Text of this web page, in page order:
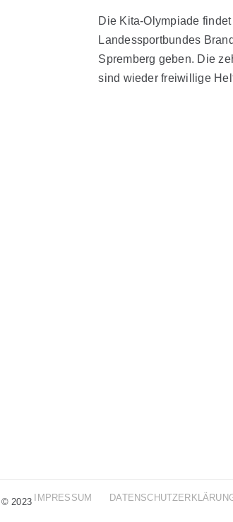
Die Kita-Olympiade
Landessportbundes
Spremberg geben. Die
sind wieder freiwillige
© 2023 IMPRESSUM